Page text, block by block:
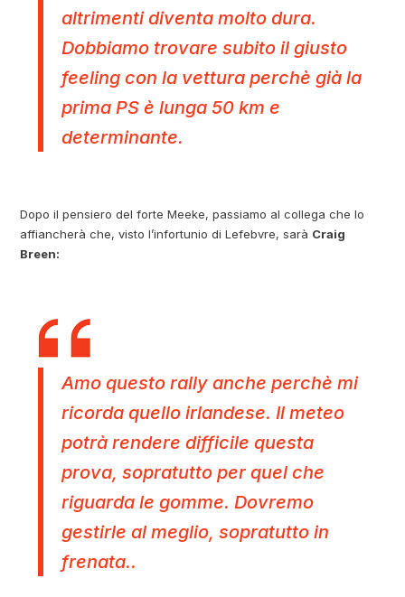
altrimenti diventa molto dura.
Dobbiamo trovare subito il giusto
feeling con la vettura perchè già la
prima PS è lunga 50 km e
determinante.
Dopo il pensiero del forte Meeke, passiamo al collega che lo
affiancherà che, visto l’infortunio di Lefebvre, sarà Craig
Breen:
Amo questo rally anche perchè mi
ricorda quello irlandese. Il meteo
potrà rendere difficile questa
prova, sopratutto per quel che
riguarda le gomme. Dovremo
gestirle al meglio, sopratutto in
frenata..